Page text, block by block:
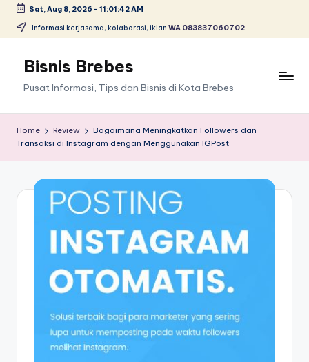
Skip
content
Sat, Aug 8, 2026 - 11:01:43 AM
Informasi kerjasama, kolaborasi, iklan WA 083837060702
Bisnis Brebes
Pusat Informasi, Tips dan Bisnis di Kota Brebes
Home Review
Bagaimana Meningkatkan Followers dan
Transaksi di Instagram dengan Menggunakan IGPost